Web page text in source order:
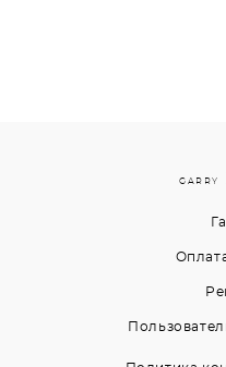
GARRY